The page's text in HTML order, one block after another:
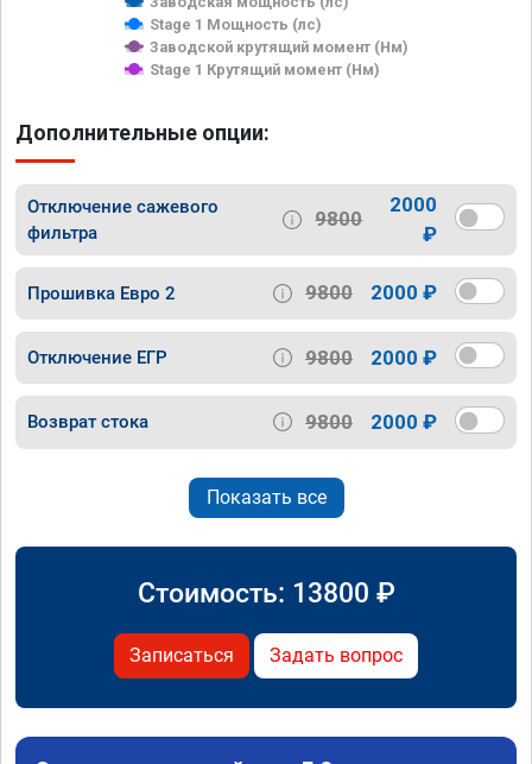
Stage 1 Мощность (лс)
Заводской крутящий момент (Нм)
Stage 1 Крутящий момент (Нм)
Дополнительные опции:
Отключение сажевого
фильтра
9800
2000
₽
Прошивка Евро 2 9800 2000 ₽
Отключение ЕГР 9800 2000 ₽
Возврат стока 9800 2000 ₽
Показать все
Стоимость: 13800 ₽
Записаться Задать вопрос